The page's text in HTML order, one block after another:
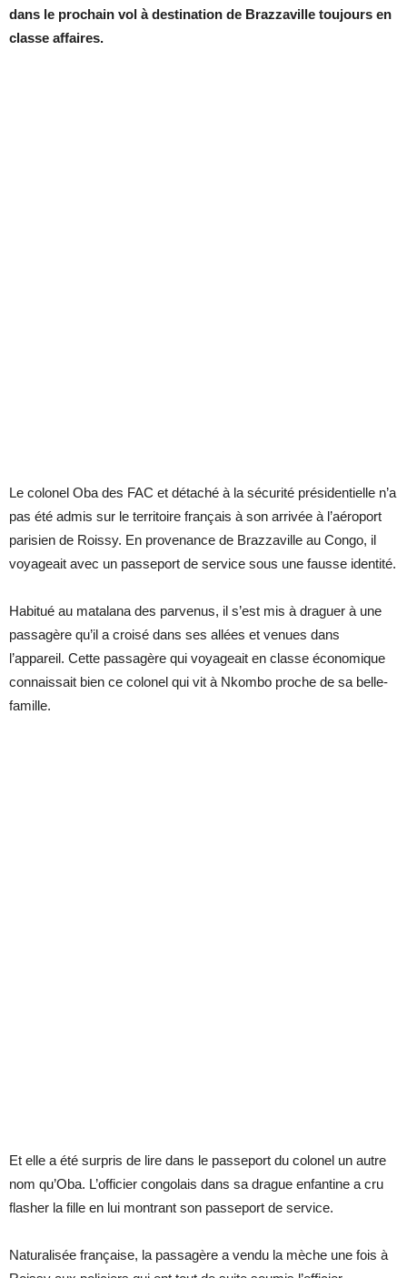
dans le prochain vol à destination de Brazzaville toujours en
classe affaires.
Le colonel Oba des FAC et détaché à la sécurité présidentielle n’a
pas été admis sur le territoire français à son arrivée à l’aéroport
parisien de Roissy. En provenance de Brazzaville au Congo, il
voyageait avec un passeport de service sous une fausse identité.
Habitué au matalana des parvenus, il s’est mis à draguer à une
passagère qu’il a croisé dans ses allées et venues dans
l’appareil. Cette passagère qui voyageait en classe économique
connaissait bien ce colonel qui vit à Nkombo proche de sa belle-
famille.
Et elle a été surpris de lire dans le passeport du colonel un autre
nom qu’Oba. L’officier congolais dans sa drague enfantine a cru
flasher la fille en lui montrant son passeport de service.
Naturalisée française, la passagère a vendu la mèche une fois à